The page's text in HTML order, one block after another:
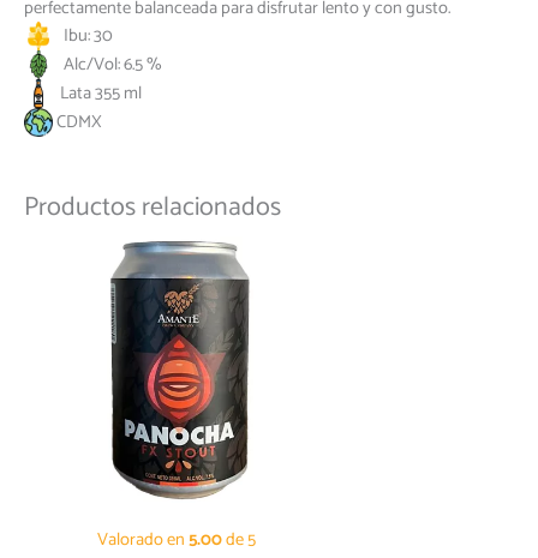
perfectamente balanceada para disfrutar lento y con gusto.
Ibu: 30
Alc/Vol: 6.5 %
Lata 355 ml
CDMX
Productos relacionados
Valorado en5.00de 5